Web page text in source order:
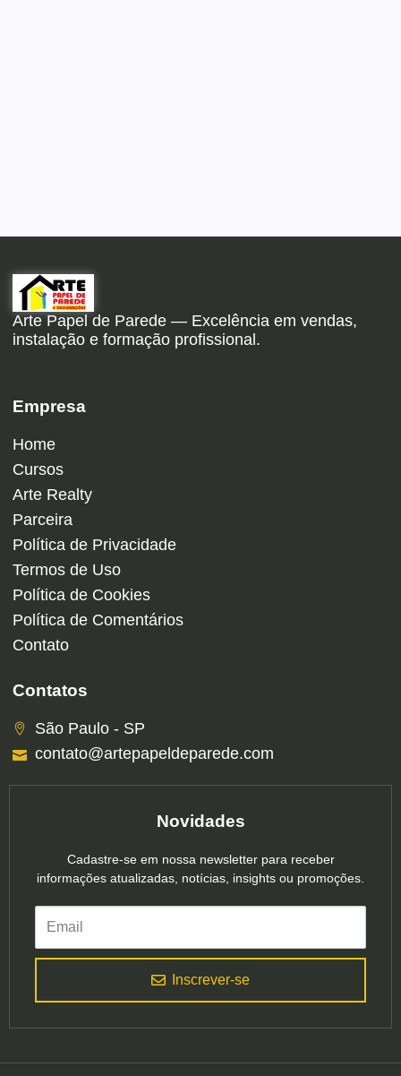
Arte Papel de Parede — Excelência em vendas,
instalação e formação profissional.
Empresa
Home
Cursos
Arte Realty
Parceira
Política de Privacidade
Termos de Uso
Política de Cookies
Política de Comentários
Contato
Contatos
São Paulo - SP
contato@artepapeldeparede.com
Novidades
Cadastre-se em nossa newsletter para receber
informações atualizadas, notícias, insights ou promoções.
Inscrever-se